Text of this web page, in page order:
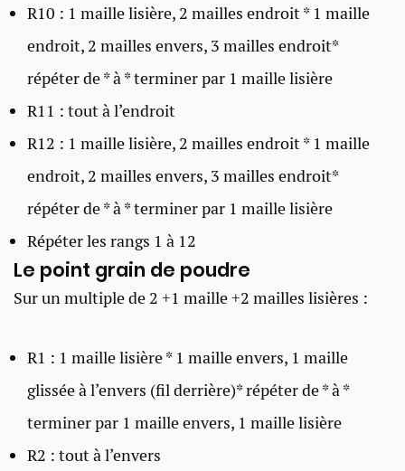
R10 : 1 maille lisière, 2 mailles endroit * 1 maille
endroit, 2 mailles envers, 3 mailles endroit*
répéter de * à * terminer par 1 maille lisière
R11 : tout à l’endroit
R12 : 1 maille lisière, 2 mailles endroit * 1 maille
endroit, 2 mailles envers, 3 mailles endroit*
répéter de * à * terminer par 1 maille lisière
Répéter les rangs 1 à 12
Le point grain de poudre ​
Sur un multiple de 2 +1 maille +2 mailles lisières :
R1 : 1 maille lisière * 1 maille envers, 1 maille
glissée à l’envers (fil derrière)* répéter de * à *
terminer par 1 maille envers, 1 maille lisière
R2 : tout à l’envers